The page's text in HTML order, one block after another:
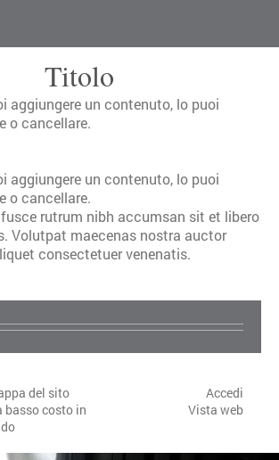
Titolo
aggiungere un contenuto, lo puoi
o cancellare.
aggiungere un contenuto, lo puoi
o cancellare.
rutrum nibh accumsan sit et libero
Volutpat maecenas nostra auctor
consectetuer venenatis.
del sito
basso costo in
Accedi
Vista web